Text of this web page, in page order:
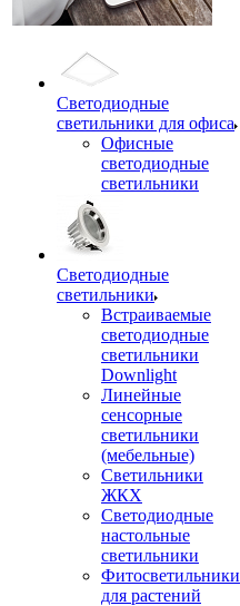
Светодиодные
светильники для офиса
Офисные
светодиодные
светильники
Светодиодные
светильники
Встраиваемые
светодиодные
светильники
Downlight
Линейные
сенсорные
светильники
(мебельные)
Светильники
ЖКХ
Светодиодные
настольные
светильники
Фитосветильники
для растений